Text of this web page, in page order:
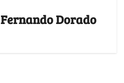
Fernando Dorado